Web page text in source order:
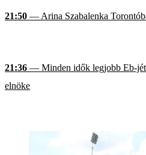
21:50 — Arina Szabalenka
21:36 — Minden idők legjobb Eb-jét
elnöke